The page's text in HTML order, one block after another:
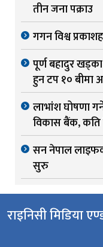
तीन जना पक्राउ
गगन विश्व
पूर्ण बहादुर
हुन टप १० बीमा
लाभांश घोषणा
विकास बैंक, कति
सन नेपाल
सुरु
राइनिसी मिडिया